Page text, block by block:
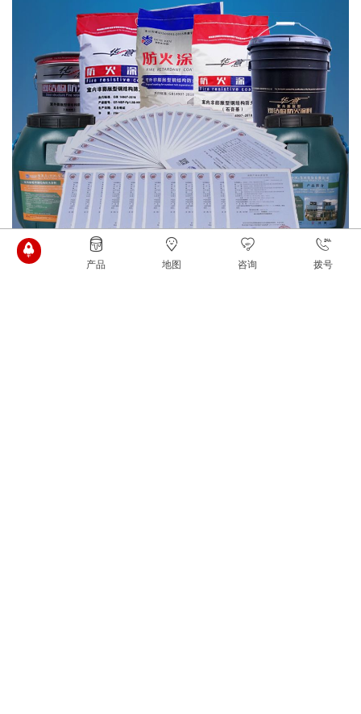
建议：如何避免“踩坑”？
产品 地图 咨询 拨号